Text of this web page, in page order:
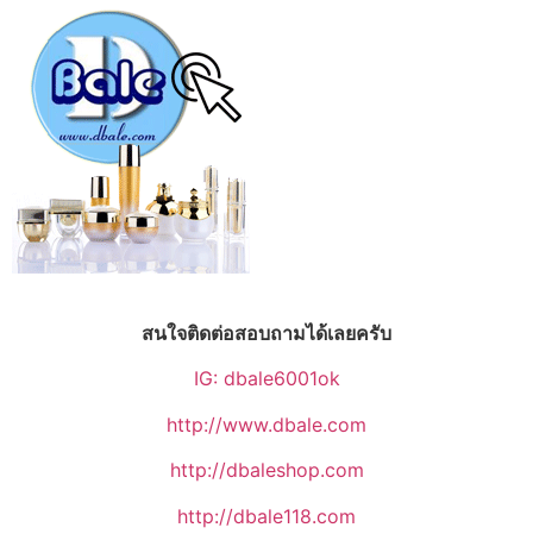
สนใจติดต่อสอบถามได้เลยครับ
IG: dbale6001ok
http://www.dbale.com
http://dbaleshop.com
http://dbale118.com